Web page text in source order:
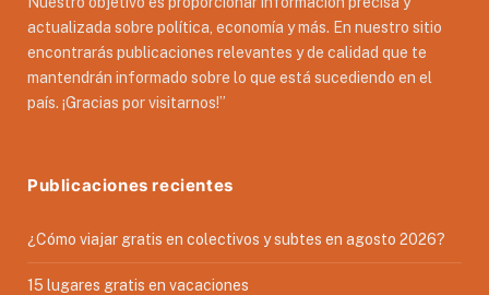
actualizada sobre política, economía y más. En nuestro sitio
encontrarás publicaciones relevantes y de calidad que te
mantendrán informado sobre lo que está sucediendo en el
país. ¡Gracias por visitarnos!”
Publicaciones recientes
¿Cómo viajar gratis en colectivos y subtes en agosto 2026?
15 lugares gratis en vacaciones